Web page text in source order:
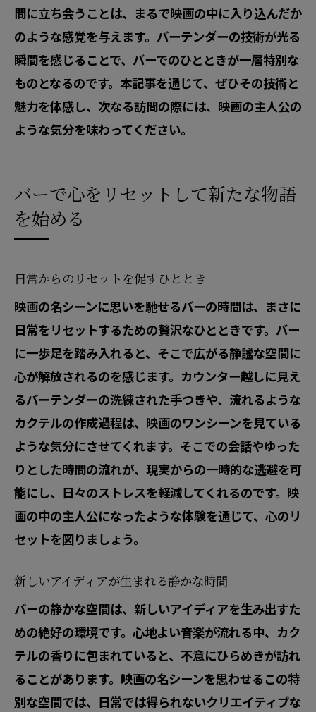
間に立ち会うことは、まるで映画の中に入り込んだか
のような感覚を与えます。バーテンダーの技術が光る
瞬間を感じることで、バーでのひとときが一層特別な
ものとなるのです。本記事を通じて、ぜひその技術と
魅力を体感し、次なる訪問の際には、映画の主人公の
ような気分を味わってください。
バーで心をリセットして新たな物語
を始める
日常からのリセットを促すひととき
映画の名シーンに思いを馳せるバーの時間は、まさに
日常をリセットするための贅沢なひとときです。バー
に一歩足を踏み入れると、そこで広がる静謐な空間に
心が解放されるのを感じます。カウンター越しに見え
るバーテンダーの洗練された手つきや、流れるような
カクテルの作成過程は、映画のワンシーンを見ている
ような気分にさせてくれます。そこでの会話やゆった
りとした時間の流れが、現実からの一時的な逃避を可
能にし、日々のストレスを軽減してくれるのです。映
画の中の主人公になったような体験を通じて、心のリ
セットを図りましょう。
新しいアイディアが生まれる静かな時間
バーの静かな空間は、新しいアイディアを生み出すた
めの絶好の環境です。心地よい音楽が流れる中、カク
テルの香りに包まれていると、不意にひらめきが訪れ
ることがあります。映画の名シーンを思わせるこの特
別な空間では、日常では得られないクリエイティブな